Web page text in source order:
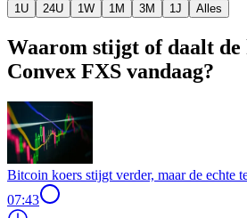
1U 24U 1W 1M 3M 1J Alles
Waarom stijgt of daalt de
Convex FXS vandaag?
Bitcoin koers stijgt verder, maar de echte
07:43